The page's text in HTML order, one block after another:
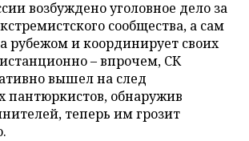
возбуждено уголовное дело за
сообщества, а сам
рубежом и координирует своих
– впрочем, СК
вышел на след
обнаружив
теперь им грозит